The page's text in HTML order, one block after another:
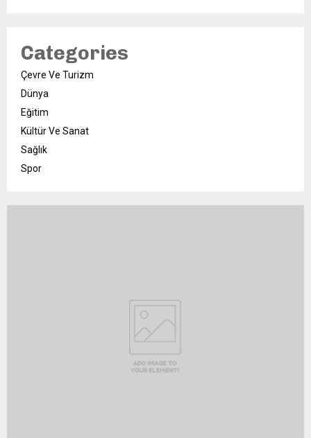
Categories
Çevre Ve Turizm
Dünya
Eğitim
Kültür Ve Sanat
Sağlık
Spor